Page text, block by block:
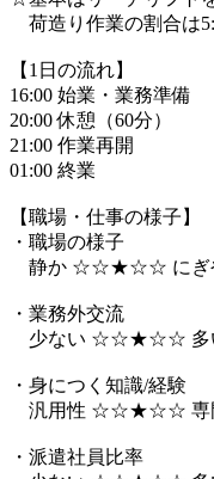
荷造り作業の割合は
【1日の流れ】
16:00 始業・業務準備
20:00 休憩（60分）
21:00 作業再開
01:00 終業
【職場・仕事の様子】
・職場の様子
静か ☆☆★☆☆ にぎ
・業務外交流
少ない ☆☆★☆☆ 多
・身につく知識/経験
汎用性 ☆☆★☆☆ 専
・派遣社員比率